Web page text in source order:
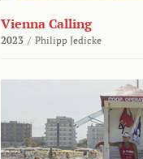
Vienna Calling
2023 / Philipp Jedicke